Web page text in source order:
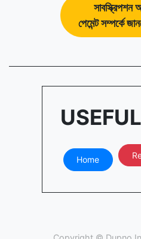
সাবস্ক্রিপশন
পেমেন্ট সম্পর্কে
Home